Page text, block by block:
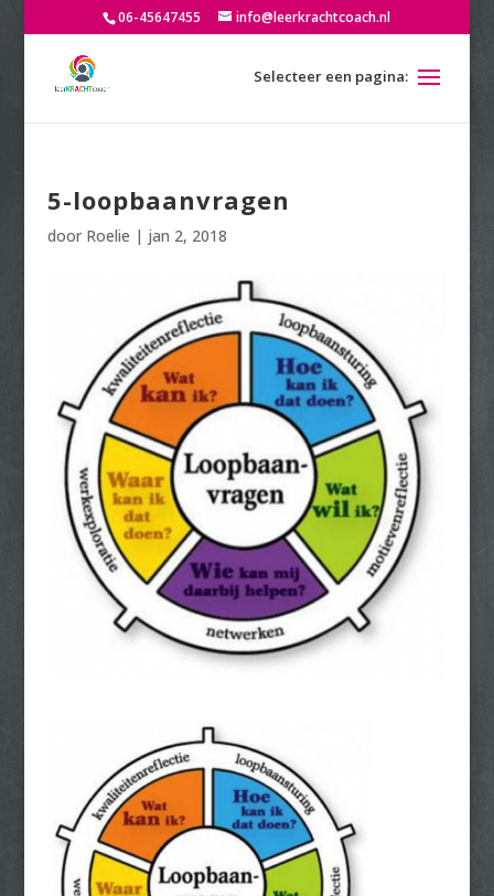
06-45647455 info@leerkrachtcoach.nl
5-loopbaanvragen
door Roelie | jan 2, 2018